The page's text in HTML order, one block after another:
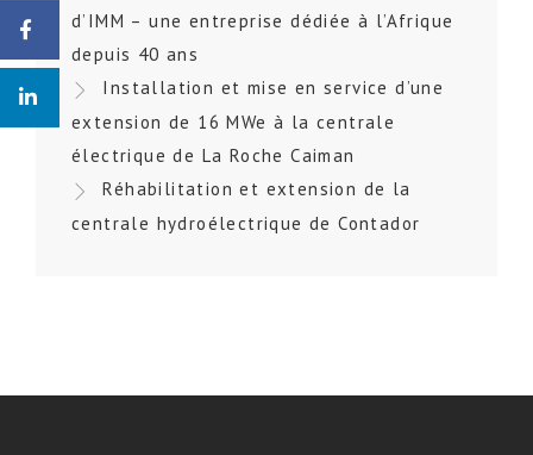
d’IMM – une entreprise dédiée à l’Afrique
depuis 40 ans
Installation et mise en service d’une
extension de 16 MWe à la centrale
électrique de La Roche Caiman
Réhabilitation et extension de la
centrale hydroélectrique de Contador